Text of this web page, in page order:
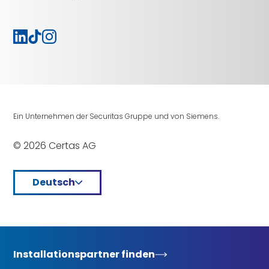
Ein Unternehmen der Securitas Gruppe und von Siemens.
© 2026 Certas AG
Deutsch
Installationspartner finden